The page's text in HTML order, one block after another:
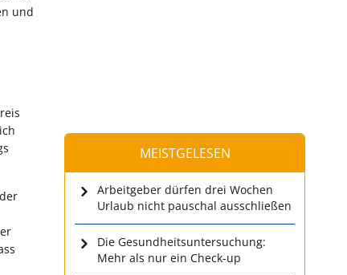
und
MEISTGELESEN
Arbeitgeber dürfen drei Wochen
Urlaub nicht pauschal ausschließen
Die Gesundheitsuntersuchung:
Mehr als nur ein Check-up